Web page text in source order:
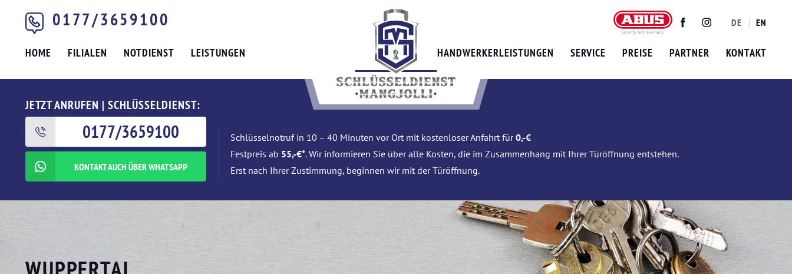
0177/3659100 TwitterFacebookInstagram
DE EN
HOME FILIALEN NOTDIENST LEISTUNGEN HANDWERKERLEISTUNGEN SERVICE PREISE PARTNER KONTAKT
JETZT ANRUFEN | SCHLÜSSELDIENST:
0177/3659100
KONTAKT AUCH ÜBER WHATSAPP
Schlüsselnotruf in 10 – 40 Minuten vor Ort mit kostenloser Anfahrt für0,-€
Festpreis ab 55,-€*. Wir informieren Sie über alle Kosten, die im Zusammenhang mit Ihrer Türöffnung entstehen.
Erst nach Ihrer Zustimmung, beginnen wir mit der Türöffnung.